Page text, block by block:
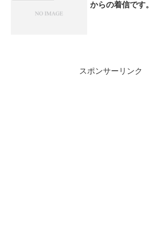
からの着信です。
スポンサーリンク